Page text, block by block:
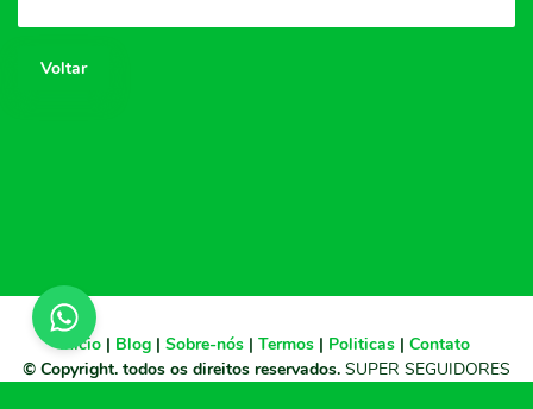
Voltar
Início | Blog | Sobre-nós| Termos | Politicas | Contato
© Copyright. todos os direitos reservados. SUPER SEGUIDORES